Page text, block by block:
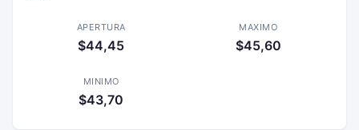
APERTURA
$44,45
MAXIMO
$45,60
MINIMO
$43,70